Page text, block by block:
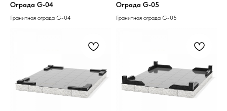
Ограда G-04
Гранитная ограда G-04
Ограда G-05
Гранитная ограда G-05